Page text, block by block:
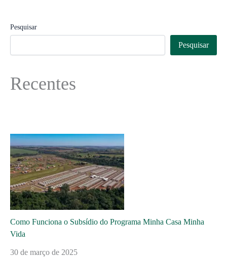
Pesquisar
Pesquisar
Recentes
Como Funciona o Subsídio do Programa Minha Casa Minha
Vida
30 de março de 2025